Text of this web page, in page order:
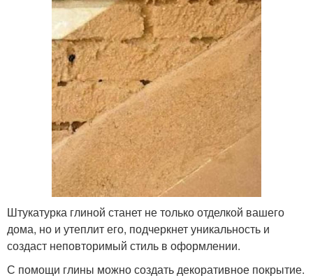
Штукатурка глиной станет не только отделкой вашего
дома, но и утеплит его, подчеркнет уникальность и
создаст неповторимый стиль в оформлении.
С помощи глины можно создать декоративное покрытие.